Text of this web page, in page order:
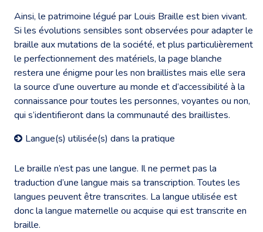
Ainsi, le patrimoine légué par Louis Braille est bien vivant.
Si les évolutions sensibles sont observées pour adapter le
braille aux mutations de la société, et plus particulièrement
le perfectionnement des matériels, la page blanche
restera une énigme pour les non braillistes mais elle sera
la source d’une ouverture au monde et d’accessibilité à la
connaissance pour toutes les personnes, voyantes ou non,
qui s’identifieront dans la communauté des braillistes.
Langue(s) utilisée(s) dans la pratique
Le braille n’est pas une langue. Il ne permet pas la
traduction d’une langue mais sa transcription. Toutes les
langues peuvent être transcrites. La langue utilisée est
donc la langue maternelle ou acquise qui est transcrite en
braille.